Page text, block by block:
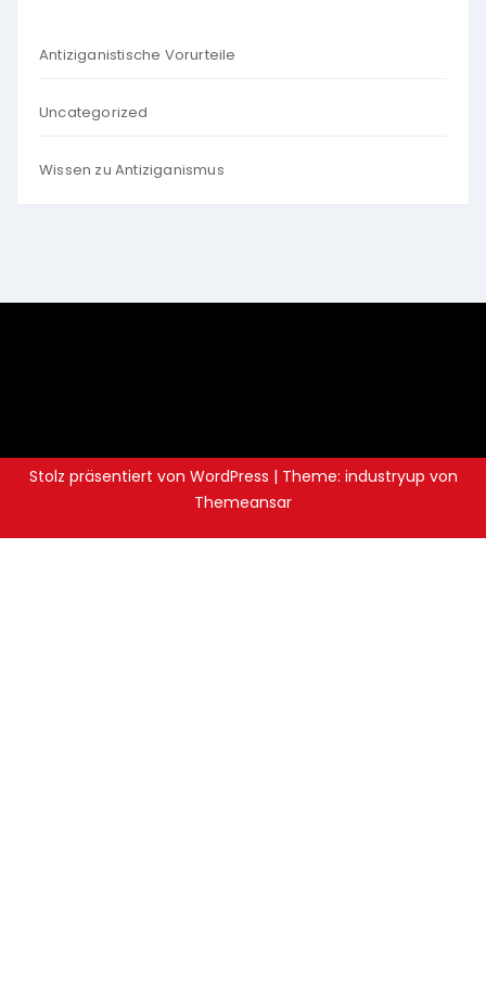
Antiziganistische Vorurteile
Uncategorized
Wissen zu Antiziganismus
Stolz präsentiert von WordPress | Theme: industryup von
Themeansar